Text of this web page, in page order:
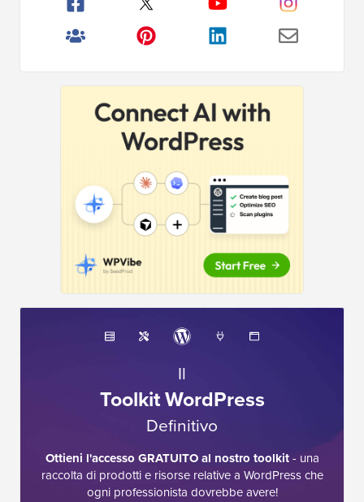
Il
Toolkit WordPress
Definitivo
Ottieni l'accesso GRATUITO al nostro toolkit- una
raccolta di prodotti e risorse relative a WordPress che
ogni professionista dovrebbe avere!